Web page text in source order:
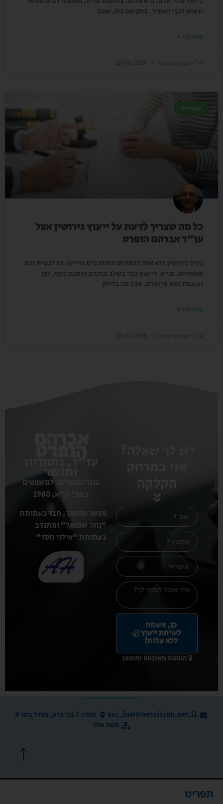
ודאות לגבי העתיד. בתקופה כזו, שבה
קראו עוד »
מאמרים
כל מה שצריך לדעת על ייעוץ גירושין אצל
עו"ד אברהם הופרט
הליך גירושין הוא אחד הצמתים המורכבים בחיים, גם רגשית וגם
משפטית. פנייה לייעוץ כבר בשלב מוקדם חוסכת כסף, זמן
ועוגמת נפש מיותרת. אבל מה בדיוק
קראו עוד »
כן, אשמח
לשיחת ייעוץ
ללא עלות!
🔒 הטופס מאובטח ומוצפן
ומגשר
בוגר הפקולטה למשפטים
באונ' ת"א, 1980
מגשר מוסמך, חבר בעמותת
"נווה שמואל" ומתנדב
בעמותת "אילני חסד"
avi_law@netvision.net.il
מצדה 7 בני ברק, מגדל בסר 4
מפת אתר
תפריט